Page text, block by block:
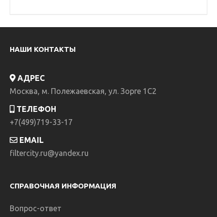
НАШИ КОНТАКТЫ
АДРЕС
Москва, м. Полежаевская, ул. Зорге 1C2
ТЕЛЕФОН
+7(499)719-33-17
EMAIL
filtercity.ru@yandex.ru
СПРАВОЧНАЯ ИНФОРМАЦИЯ
Вопрос-ответ